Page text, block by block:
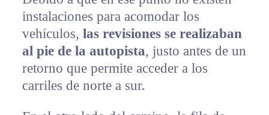
instalaciones para acomodar los
vehículos, las revisiones se realizaban
al pie de la autopista, justo antes de un
retorno que permite acceder a los
carriles de norte a sur.